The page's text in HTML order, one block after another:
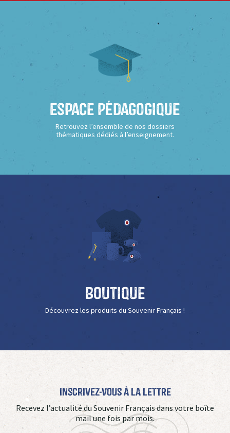
Espace Pédagogique
Retrouvez l’ensemble de nos dossiers
thématiques dédiés à l’enseignement.
Boutique
Découvrez les produits du Souvenir Français !
Inscrivez-vous à La Lettre
Recevez l’actualité du Souvenir Français dans votre boîte
mail une fois par mois.